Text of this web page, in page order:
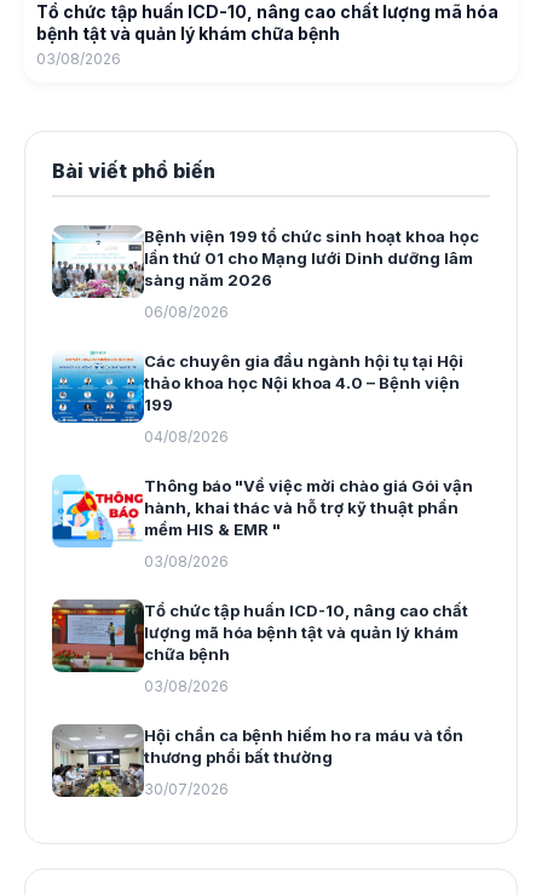
Tổ chức tập huấn ICD-10, nâng cao chất lượng mã hóa
bệnh tật và quản lý khám chữa bệnh
03/08/2026
Bài viết phổ biến
Bệnh viện 199 tổ chức sinh hoạt khoa học
lần thứ 01 cho Mạng lưới Dinh dưỡng lâm
sàng năm 2026
06/08/2026
Các chuyên gia đầu ngành hội tụ tại Hội
thảo khoa học Nội khoa 4.0 – Bệnh viện
199
04/08/2026
Thông báo "Về việc mời chào giá Gói vận
hành, khai thác và hỗ trợ kỹ thuật phần
mềm HIS & EMR "
03/08/2026
Tổ chức tập huấn ICD-10, nâng cao chất
lượng mã hóa bệnh tật và quản lý khám
chữa bệnh
03/08/2026
Hội chẩn ca bệnh hiếm ho ra máu và tổn
thương phổi bất thường
30/07/2026